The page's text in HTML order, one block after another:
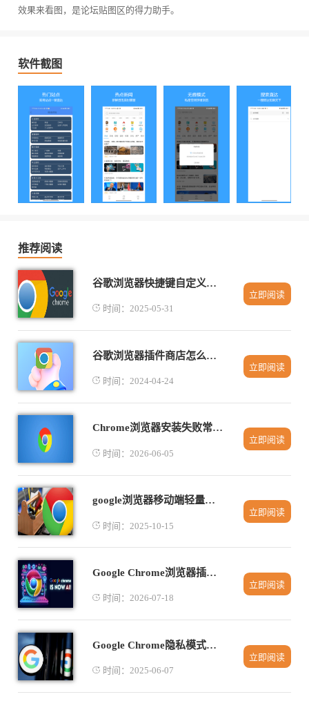
效果来看图，是论坛贴图区的得力助手。
软件截图
推荐阅读
谷歌浏览器快捷键自定义设置教程
时间：2025-05-31
立即阅读
谷歌浏览器插件商店怎么打开
时间：2024-04-24
立即阅读
Chrome浏览器安装失败常见原因及解决办法
时间：2026-06-05
立即阅读
google浏览器移动端轻量版安装策略与管理经验
时间：2025-10-15
立即阅读
Google Chrome浏览器插件运行效率提升方法
时间：2026-07-18
立即阅读
Google Chrome隐私模式使用技巧大全
时间：2025-06-07
立即阅读